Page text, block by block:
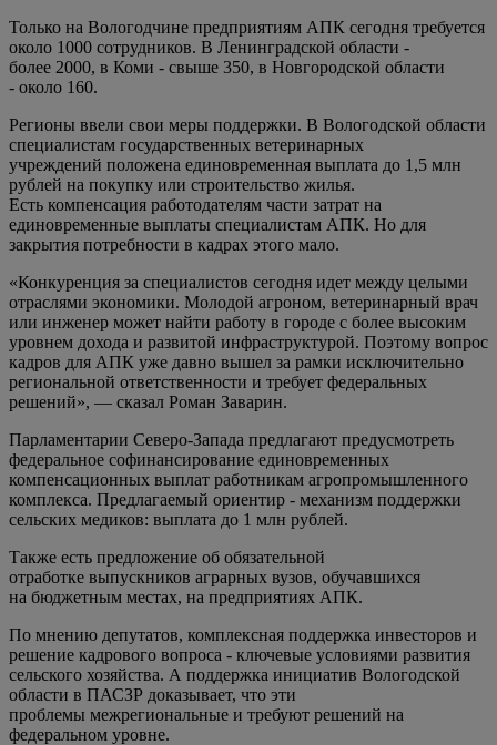
Только на Вологодчине предприятиям АПК сегодня требуется
около 1000 сотрудников. В Ленинградской области -
более 2000, в Коми - свыше 350, в Новгородской области
- около 160.
Регионы ввели свои меры поддержки. В Вологодской области
специалистам государственных ветеринарных
учреждений положена единовременная выплата до 1,5 млн
рублей на покупку или строительство жилья.
Есть компенсация работодателям части затрат на
единовременные выплаты специалистам АПК. Но для
закрытия потребности в кадрах этого мало.
«Конкуренция за специалистов сегодня идет между целыми
отраслями экономики. Молодой агроном, ветеринарный врач
или инженер может найти работу в городе с более высоким
уровнем дохода и развитой инфраструктурой. Поэтому вопрос
кадров для АПК уже давно вышел за рамки исключительно
региональной ответственности и требует федеральных
решений», — сказал Роман Заварин.
Парламентарии Северо-Запада предлагают предусмотреть
федеральное софинансирование единовременных
компенсационных выплат работникам агропромышленного
комплекса. Предлагаемый ориентир - механизм поддержки
сельских медиков: выплата до 1 млн рублей.
Также есть предложение об обязательной
отработке выпускников аграрных вузов, обучавшихся
на бюджетным местах, на предприятиях АПК.
По мнению депутатов, комплексная поддержка инвесторов и
решение кадрового вопроса - ключевые условиями развития
сельского хозяйства. А поддержка инициатив Вологодской
области в ПАСЗР доказывает, что эти
проблемы межрегиональные и требуют решений на
федеральном уровне.